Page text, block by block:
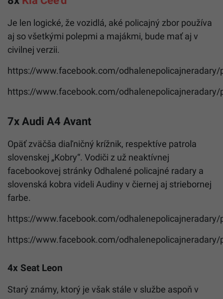
Je len logické, že vozidlá, aké policajný zbor používa
aj so všetkými polepmi a majákmi, bude mať aj v
civilnej verzii.
https://www.facebook.com/
https://www.facebook.com/
7x Audi A4 Avant
Opäť zväčša diaľničný krížnik, respektíve patrola
slovenskej „Kobry“. Vodiči z už neaktívnej
facebookovej stránky Odhalené policajné radary a
slovenská kobra videli Audiny v čiernej aj striebornej
farbe.
https://www.facebook.com/
https://www.facebook.com/
4x Seat Leon
Starý známy, ktorý je však stále v službe aspoň v